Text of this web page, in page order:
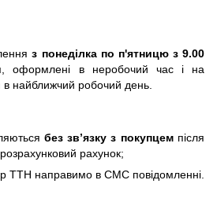
з понеділка по п'ятницю з 9.00
оформлені в неробочий час і на
в найближчий робочий день.
без зв’язку з покупцемпісля
рахунок;
ТТН направимо в СМС повідомленні.